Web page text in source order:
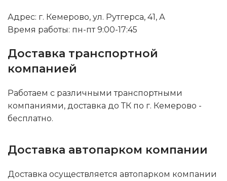
Адрес: г. Кемерово, ул. Рутгерса, 41, А
Время работы: пн-пт 9:00-17:45
Доставка транспортной
компанией
Работаем с различными транспортными
компаниями, доставка до ТК по г. Кемерово -
бесплатно.
Доставка автопарком компании
Доставка осуществляется автопарком компании